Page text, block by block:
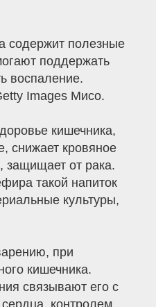
содержит полезные
поддержать
воспаление.
Images Мисо.
кишечника,
снижает кровяное
защищает от рака.
такой напиток
культуры,
при
кишечника.
связывают его с